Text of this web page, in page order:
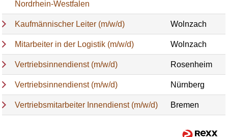
Nordrhein-Westfalen
Kaufmännischer Leiter (m/w/d) Wolnzach
Mitarbeiter in der Logistik (m/w/d) Wolnzach
Vertriebsinnendienst (m/w/d) Rosenheim
Vertriebsinnendienst (m/w/d) Nürnberg
Vertriebsmitarbeiter Innendienst (m/w/d) Bremen